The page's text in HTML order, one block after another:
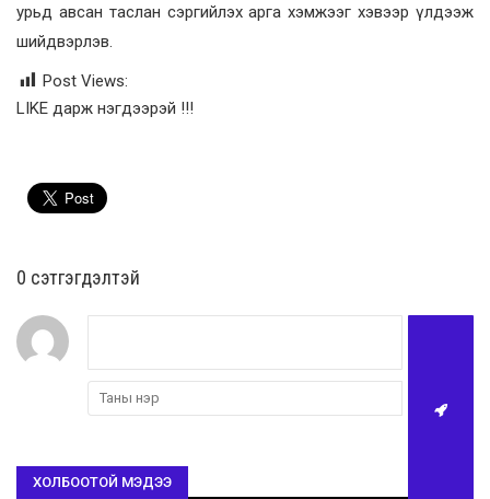
урьд авсан таслан сэргийлэх арга хэмжээг хэвээр үлдээж
шийдвэрлэв.
Post Views:
LIKE дарж нэгдээрэй !!!
0 cэтгэгдэлтэй
ХОЛБООТОЙ МЭДЭЭ